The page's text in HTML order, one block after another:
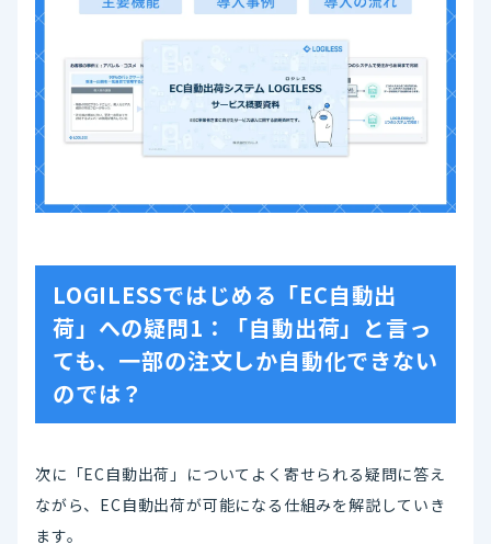
LOGILESSではじめる「EC自動出
荷」への疑問1：「自動出荷」と言っ
ても、一部の注文しか自動化できない
のでは？
次に「EC自動出荷」についてよく寄せられる疑問に答え
ながら、EC自動出荷が可能になる仕組みを解説していき
ます。